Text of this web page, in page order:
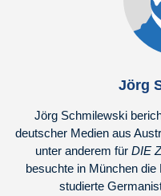
Jörg
Jörg Schmilewski
deutscher Medien aus
unter anderem für DIE
besuchte in München
studierte